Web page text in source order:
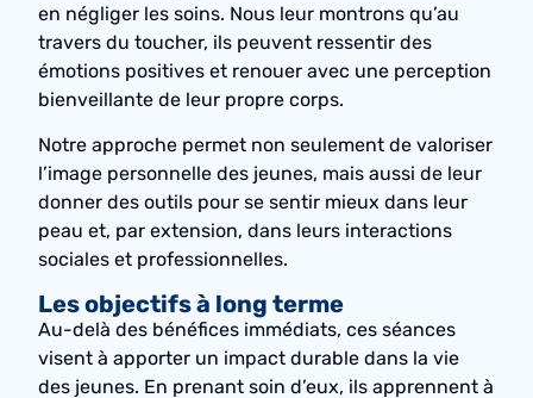
en négliger les soins. Nous leur montrons qu’au
travers du toucher, ils peuvent ressentir des
émotions positives et renouer avec une perception
bienveillante de leur propre corps.
Notre approche permet non seulement de valoriser
l’image personnelle des jeunes, mais aussi de leur
donner des outils pour se sentir mieux dans leur
peau et, par extension, dans leurs interactions
sociales et professionnelles.
Les objectifs à long terme
Au-delà des bénéfices immédiats, ces séances
visent à apporter un impact durable dans la vie
des jeunes. En prenant soin d’eux, ils apprennent à